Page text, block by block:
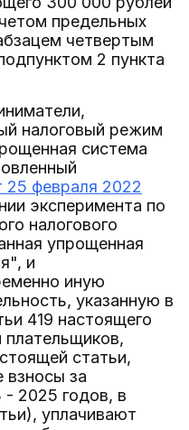
предельных
четвертым
2 пункта
налоговый режим
система
февраля 2022
эксперимента по
налогового
упрощенная
и
иную
указанную в
419 настоящего
плательщиков,
статьи,
взносы за
2025 годов, в
уплачивают